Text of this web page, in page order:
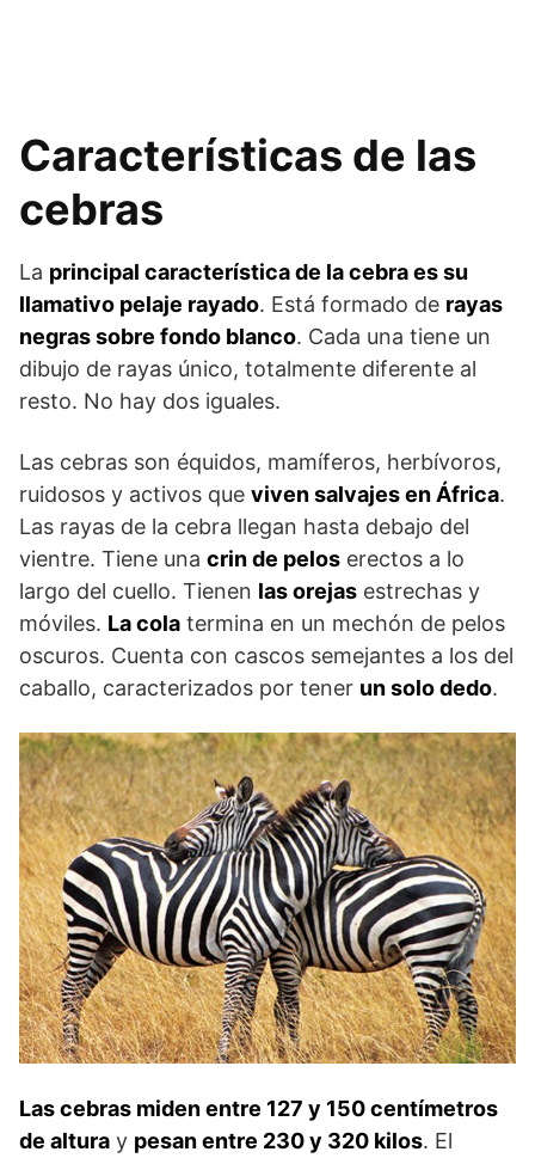
Características de las
cebras
La principal característica de la cebra es su
llamativo pelaje rayado. Está formado de rayas
negras sobre fondo blanco. Cada una tiene un
dibujo de rayas único, totalmente diferente al
resto. No hay dos iguales.
Las cebras son équidos, mamíferos, herbívoros,
ruidosos y activos que viven salvajes en África.
Las rayas de la cebra llegan hasta debajo del
vientre. Tiene una crin de pelos erectos a lo
largo del cuello. Tienen las orejas estrechas y
móviles. La cola termina en un mechón de pelos
oscuros. Cuenta con cascos semejantes a los del
caballo, caracterizados por tener un solo dedo.
Las cebras miden entre 127 y 150 centímetros
de altura y pesan entre 230 y 320 kilos. El